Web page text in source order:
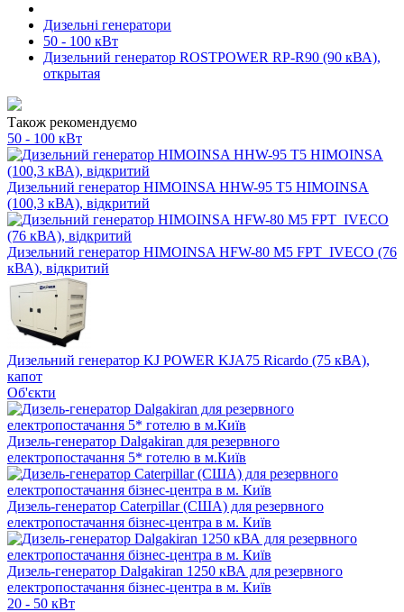
Дизельні генератори
50 - 100 кВт
Дизельний генератор ROSTPOWER RP-R90 (90 кВА),
открытая
Також рекомендуємо
50 - 100 кВт
Дизельний генератор HIMOINSA HHW-95 T5 HIMOINSA
(100,3 кВА), відкритий
Дизельний генератор HIMOINSA HFW-80 M5 FPT_IVECO (76
кВА), відкритий
Дизельний генератор KJ POWER KJA75 Ricardo (75 кВА),
капот
Об'єкти
Дизель-генератор Dalgakiran для резервного
електропостачання 5* готелю в м.Київ
Дизель-генератор Caterpillar (США) для резервного
електропостачання бізнес-центра в м. Київ
Дизель-генератор Dalgakiran 1250 кВА для резервного
електропостачання бізнес-центра в м. Київ
20 - 50 кВт